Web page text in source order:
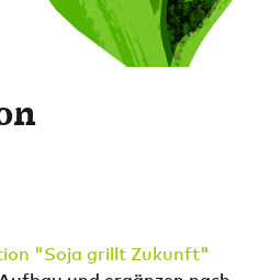
"Soja grillt Zukunft"